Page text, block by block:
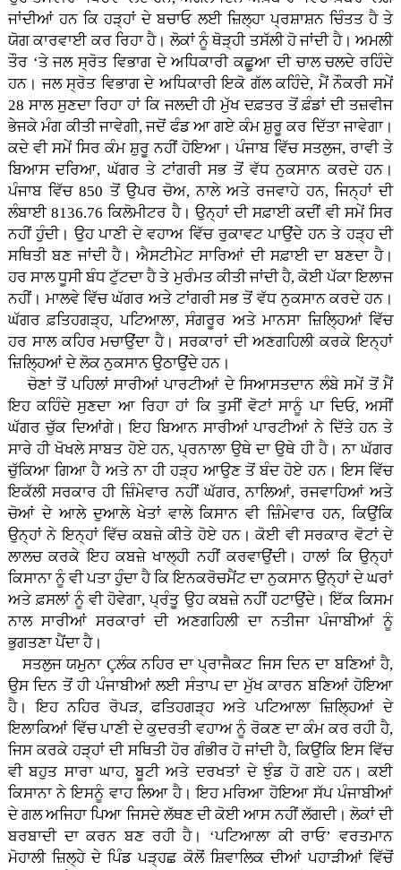
ਜਾਂਦੀਆਂ ਹਨ ਕਿ ਹੜ੍ਹਾਂ ਦੇ ਬਚਾਓ ਲਈ ਜ਼ਿਲ੍ਹਾ ਪ੍ਰਸ਼ਾਸ਼ਨ ਚਿੰਤਤ ਹੈ ਤੇ
ਯੋਗ ਕਾਰਵਾਈ ਕਰ ਰਿਹਾ ਹੈ। ਲੋਕਾਂ ਨੂੰ ਥੋੜ੍ਹੀ ਤਸੱਲੀ ਹੋ ਜਾਂਦੀ ਹੈ। ਅਮਲੀ
ਤੌਰ ‘ਤੇ ਜਲ ਸ੍ਰੋਤ ਵਿਭਾਗ ਦੇ ਅਧਿਕਾਰੀ ਕਛੂਆ ਦੀ ਚਾਲ ਚਲਦੇ ਰਹਿੰਦੇ
ਹਨ। ਜਲ ਸ੍ਰੋਤ ਵਿਭਾਗ ਦੇ ਅਧਿਕਾਰੀ ਇਕੋ ਗੱਲ ਕਹਿੰਦੇ, ਮੈਂ ਨੌਕਰੀ ਸਮੇਂ
28 ਸਾਲ ਸੁਣਦਾ ਰਿਹਾ ਹਾਂ ਕਿ ਜਲਦੀ ਹੀ ਮੁੱਖ ਦਫ਼ਤਰ ਤੋਂ ਫ਼ੰਡਾਂ ਦੀ ਤਜ਼ਵੀਜ
ਭੇਜਕੇ ਮੰਗ ਕੀਤੀ ਜਾਵੇਗੀ, ਜਦੋਂ ਫੰਡ ਆ ਗਏ ਕੰਮ ਸ਼ੁਰੂ ਕਰ ਦਿੱਤਾ ਜਾਵੇਗਾ।
ਕਦੇ ਵੀ ਸਮੇਂ ਸਿਰ ਕੰਮ ਸ਼ੁਰੂ ਨਹੀਂ ਹੋਇਆ। ਪੰਜਾਬ ਵਿੱਚ ਸਤਲੁਜ, ਰਾਵੀ ਤੇ
ਬਿਆਸ ਦਰਿਆ, ਘੱਗਰ ਤੇ ਟਾਂਗਰੀ ਸਭ ਤੋਂ ਵੱਧ ਨੁਕਸਾਨ ਕਰਦੇ ਹਨ।
ਪੰਜਾਬ ਵਿੱਚ 850 ਤੋਂ ਉਪਰ ਚੋਅ, ਨਾਲੇ ਅਤੇ ਰਜਵਾਹੇ ਹਨ, ਜਿਨ੍ਹਾਂ ਦੀ
ਲੰਬਾਈ 8136.76 ਕਿਲੋਮੀਟਰ ਹੈ। ਉਨ੍ਹਾਂ ਦੀ ਸਫ਼ਾਈ ਕਦੀਂ ਵੀ ਸਮੇਂ ਸਿਰ
ਨਹੀਂ ਹੁੰਦੀ। ਉਹ ਪਾਣੀ ਦੇ ਵਹਾਅ ਵਿੱਚ ਰੁਕਾਵਟ ਪਾਉਂਦੇ ਹਨ ਤੇ ਹੜ੍ਹ ਦੀ
ਸਥਿਤੀ ਬਣ ਜਾਂਦੀ ਹੈ। ਐਸਟੀਮੇਟ ਸਾਰਿਆਂ ਦੀ ਸਫ਼ਾਈ ਦਾ ਬਣਦਾ ਹੈ।
ਹਰ ਸਾਲ ਧੂਸੀ ਬੰਧ ਟੁੱਟਦਾ ਹੈ ਤੇ ਮੁਰੰਮਤ ਕੀਤੀ ਜਾਂਦੀ ਹੈ, ਕੋਈ ਪੱਕਾ ਇਲਾਜ
ਨਹੀਂ। ਮਾਲਵੇ ਵਿੱਚ ਘੱਗਰ ਅਤੇ ਟਾਂਗਰੀ ਸਭ ਤੋਂ ਵੱਧ ਨੁਕਸਾਨ ਕਰਦੇ ਹਨ।
ਘੱਗਰ ਫ਼ਤਿਹਗੜ੍ਹ, ਪਟਿਆਲਾ, ਸੰਗਰੂਰ ਅਤੇ ਮਾਨਸਾ ਜ਼ਿਲਿ੍ਹਆਂ ਵਿੱਚ
ਹਰ ਸਾਲ ਕਹਿਰ ਮਚਾਉਂਦਾ ਹੈ। ਸਰਕਾਰਾਂ ਦੀ ਅਣਗਹਿਲੀ ਕਰਕੇ ਇਨ੍ਹਾਂ
ਜ਼ਿਲਿ੍ਹਆਂ ਦੇ ਲੋਕ ਨੁਕਸਾਨ ਉਠਾਉਂਦੇ ਹਨ।
ਚੋਣਾਂ ਤੋਂ ਪਹਿਲਾਂ ਸਾਰੀਆਂ ਪਾਰਟੀਆਂ ਦੇ ਸਿਆਸਤਦਾਨ ਲੰਬੇ ਸਮੇਂ ਤੋਂ ਮੈਂ
ਇਹ ਕਹਿੰਦੇ ਸੁਣਦਾ ਆ ਰਿਹਾ ਹਾਂ ਕਿ ਤੁਸੀਂ ਵੋਟਾਂ ਸਾਨੂੰ ਪਾ ਦਿਓ, ਅਸੀਂ
ਘੱਗਰ ਚੁੱਕ ਦਿਆਂਗੇ। ਇਹ ਬਿਆਨ ਸਾਰੀਆਂ ਪਾਰਟੀਆਂ ਨੇ ਦਿੱਤੇ ਹਨ ਤੇ
ਸਾਰੇ ਹੀ ਖੋਖਲੇ ਸਾਬਤ ਹੋਏ ਹਨ, ਪ੍ਰਨਾਲਾ ਉਥੇ ਦਾ ਉਥੇ ਹੀ ਹੈ। ਨਾ ਘੱਗਰ
ਚੁੱਕਿਆ ਗਿਆ ਹੈ ਅਤੇ ਨਾ ਹੀ ਹੜ੍ਹ ਆਉਣ ਤੋਂ ਬੰਦ ਹੋਏ ਹਨ। ਇਸ ਵਿੱਚ
ਇਕੱਲੀ ਸਰਕਾਰ ਹੀ ਜ਼ਿੰਮੇਵਾਰ ਨਹੀਂ ਘੱਗਰ, ਨਾਲਿਆਂ, ਰਜਵਾਹਿਆਂ ਅਤੇ
ਚੋਆਂ ਦੇ ਆਲੇ ਦੁਆਲੇ ਖੇਤਾਂ ਵਾਲੇ ਕਿਸਾਨ ਵੀ ਜ਼ਿੰਮੇਵਾਰ ਹਨ, ਕਿਉਂਕਿ
ਉਨ੍ਹਾਂ ਨੇ ਇਨ੍ਹਾਂ ਵਿੱਚ ਕਬਜ਼ੇ ਕੀਤੇ ਹੋਏ ਹਨ। ਕੋਈ ਵੀ ਸਰਕਾਰ ਵੋਟਾਂ ਦੇ
ਲਾਲਚ ਕਰਕੇ ਇਹ ਕਬਜ਼ੇ ਖਾਲ੍ਹੀ ਨਹੀਂ ਕਰਵਾਉਂਦੀ। ਹਾਲਾਂ ਕਿ ਉਨ੍ਹਾਂ
ਕਿਸਾਨਾ ਨੂੰ ਵੀ ਪਤਾ ਹੁੰਦਾ ਹੈ ਕਿ ਇਨਕਰੋਚਮੈਂਟ ਦਾ ਨੁਕਸਾਨ ਉਨ੍ਹਾਂ ਦੇ ਘਰਾਂ
ਅਤੇ ਫ਼ਸਲਾਂ ਨੂੰ ਵੀ ਹੋਵੇਗਾ, ਪ੍ਰੰਤੂ ਉਹ ਕਬਜ਼ੇ ਨਹੀਂ ਹਟਾਉਂਦੇ। ਇੱਕ ਕਿਸਮ
ਨਾਲ ਸਾਰੀਆਂ ਸਰਕਾਰਾਂ ਦੀ ਅਣਗਹਿਲੀ ਦਾ ਨਤੀਜਾ ਪੰਜਾਬੀਆਂ ਨੂੰ
ਭੁਗਤਣਾ ਪੈਂਦਾ ਹੈ।
ਸਤਲੁਜ ਯਮੁਨਾ Çਲੰਕ ਨਹਿਰ ਦਾ ਪ੍ਰਾਜੈਕਟ ਜਿਸ ਦਿਨ ਦਾ ਬਣਿਆਂ ਹੈ,
ਉਸ ਦਿਨ ਤੋਂ ਹੀ ਪੰਜਾਬੀਆਂ ਲਈ ਸੰਤਾਪ ਦਾ ਮੁੱਖ ਕਾਰਨ ਬਣਿਆਂ ਹੋਇਆ
ਹੈ। ਇਹ ਨਹਿਰ ਰੋਪੜ, ਫਤਿਹਗੜ੍ਹ ਅਤੇ ਪਟਿਆਲਾ ਜ਼ਿਲਿ੍ਹਆਂ ਦੇ
ਇਲਾਕਿਆਂ ਵਿੱਚ ਪਾਣੀ ਦੇ ਕੁਦਰਤੀ ਵਹਾਅ ਨੂੰ ਰੋਕਣ ਦਾ ਕੰਮ ਕਰ ਰਹੀ ਹੈ,
ਜਿਸ ਕਰਕੇ ਹੜ੍ਹਾਂ ਦੀ ਸਥਿਤੀ ਹੋਰ ਗੰਭੀਰ ਹੋ ਜਾਂਦੀ ਹੈ, ਕਿਉਂਕਿ ਇਸ ਵਿੱਚ
ਵੀ ਬਹੁਤ ਸਾਰਾ ਘਾਹ, ਬੂਟੀ ਅਤੇ ਦਰਖਤਾਂ ਦੇ ਝੁੰਡ ਹੋ ਗਏ ਹਨ। ਕਈ
ਕਿਸਾਨਾ ਨੇ ਇਸਨੂੰ ਵਾਹ ਲਿਆ ਹੈ। ਇਹ ਮਰਿਆ ਹੋਇਆ ਸੱਪ ਪੰਜਾਬੀਆਂ
ਦੇ ਗਲ ਅਜਿਹਾ ਪਿਆ ਜਿਸਦੇ ਲੱਥਣ ਦੀ ਕੋਈ ਆਸ ਨਹੀਂ ਲੱਗਦੀ। ਲੋਕਾਂ ਦੀ
ਬਰਬਾਦੀ ਦਾ ਕਰਨ ਬਣ ਰਹੀ ਹੈ। ‘ਪਟਿਆਲਾ ਕੀ ਰਾਓ’ ਵਰਤਮਾਨ
ਮੋਹਾਲੀ ਜ਼ਿਲ੍ਹੇ ਦੇ ਪਿੰਡ ਪੜ੍ਹਛ ਕੋਲੋਂ ਸ਼ਿਵਾਲਿਕ ਦੀਆਂ ਪਹਾੜੀਆਂ ਵਿੱਚੋਂ